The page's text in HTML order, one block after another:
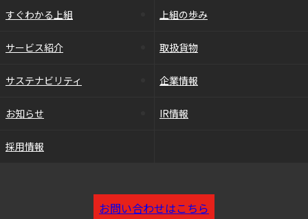
すぐわかる上組 上組の歩み
サービス紹介 取扱貨物
サステナビリティ 企業情報
お知らせ IR情報
採用情報
お問い合わせはこちら